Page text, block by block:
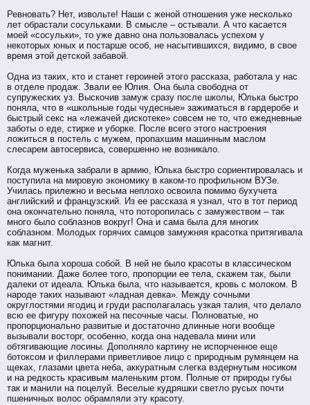
Ревновать? Нет, извольте! Наши с женой отношения уже несколько
лет обрастали сосульками. В смысле – остывали. А что касается
моей «сосульки», то уже давно она пользовалась успехом у
некоторых юных и постарше особ, не насытившихся, видимо, в свое
время этой детской забавой.
Одна из таких, кто и станет героиней этого рассказа, работала у нас
в отделе продаж. Звали ее Юлия. Она была свободна от
супружеских уз. Выскочив замуж сразу после школы, Юлька быстро
поняла, что в «школьные годы чудесные» зажиматься в гардеробе и
быстрый секс на «лежачей дискотеке» совсем не то, что ежедневные
заботы о еде, стирке и уборке. После всего этого настроения
ложиться в постель с мужем, пропахшим машинным маслом
слесарем автосервиса, совершенно не возникало.
Когда муженька забрали в армию, Юлька быстро сориентировалась и
поступила на мировую экономику в каком-то профильном ВУЗе.
Училась прилежно и весьма неплохо освоила помимо бухучета
английский и французский. Из ее рассказа я узнал, что в тот период
она окончательно поняла, что поторопилась с замужеством – так
много было соблазнов вокруг! Она и сама была для многих
соблазном. Молодых горячих самцов замужняя красотка притягивала
как магнит.
Юлька была хороша собой. В ней не было красоты в классическом
понимании. Даже более того, пропорции ее тела, скажем так, были
далеки от идеала. Юлька была, что называется, кровь с молоком. В
народе таких называют «ладная девка». Между сочными
округлостями ягодиц и груди располагалась узкая талия, что делало
всю ее фигуру похожей на песочные часы. Полноватые, но
пропорционально развитые и достаточно длинные ноги вообще
вызывали восторг, особенно, когда она надевала мини или
обтягивающие лосины. Дополняло картину не испорченное еще
ботоксом и филлерами приветливое лицо с природным румянцем на
щеках, глазами цвета неба, аккуратным слегка вздернутым носиком
и на редкость красивым маленьким ртом. Полные от природы губы
так и манили на поцелуй. Веселые кудряшки светло русых почти
пшеничных волос обрамляли эту красоту.